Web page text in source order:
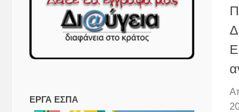
ΕΡΓΑ ΕΣΠΑ